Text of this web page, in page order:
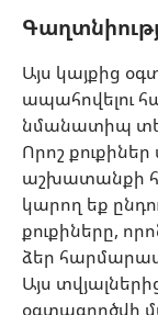
Այս կայքից
ապահովելու
նմանատիպ
Որոշ
աշխատանքի
կարող եք
քուքիները,
ձեր
Այս
օգտագործվի
Գլոբալ
Օգնություն
(բացվում
է
նոր
պատուհան)
Դիտարանի
(բացվում
է
նոր
պատուհան)
JW Hub
(բացվում
է
նոր
պատուհան)
JW Library®